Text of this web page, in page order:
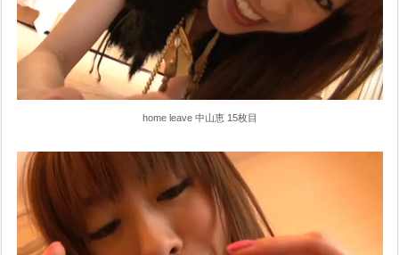
home leave 中山恵 15枚目